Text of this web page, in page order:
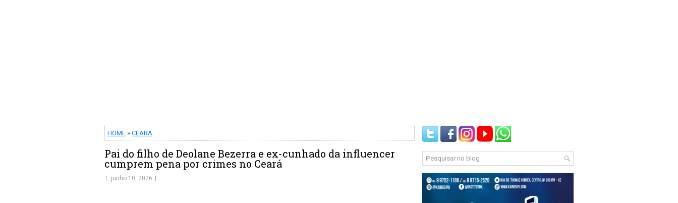
HOME » CEARA
Pai do filho de Deolane Bezerra e ex-cunhado da influencer
cumprem pena por crimes no Ceará
junho 10, 2026